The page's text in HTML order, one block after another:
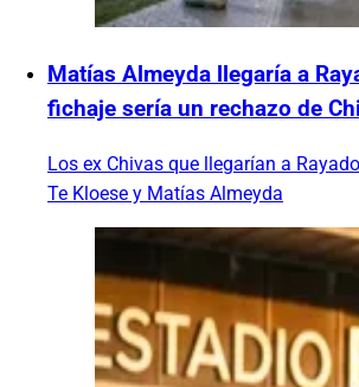
Matías Almeyda llegaría a
fichaje sería un rechazo de
Los ex Chivas que llegarían a
Te Kloese y Matías Almeyda